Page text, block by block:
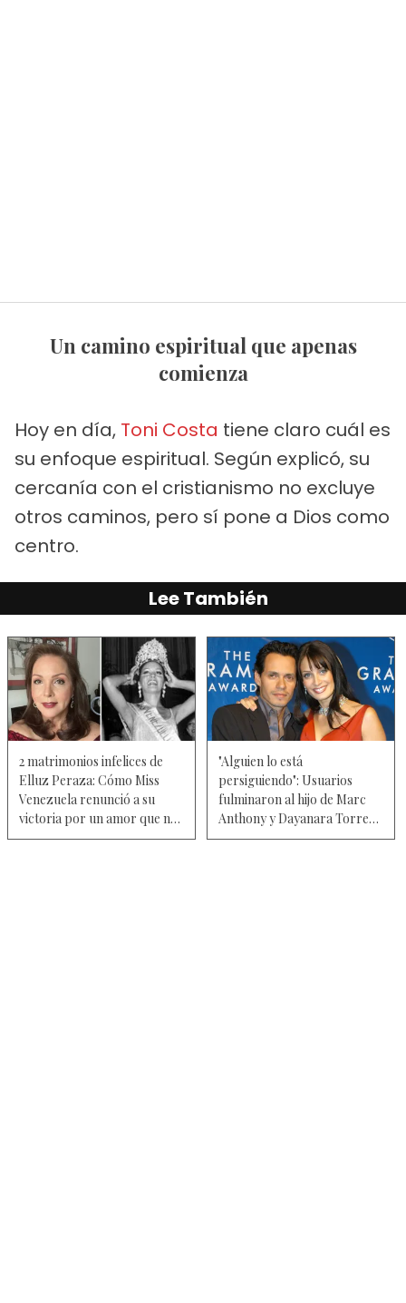
Un camino espiritual que apenas
comienza
Hoy en día, Toni Costa tiene claro cuál es
su enfoque espiritual. Según explicó, su
cercanía con el cristianismo no excluye
otros caminos, pero sí pone a Dios como
centro.
Lee También
2 matrimonios infelices de
Elluz Peraza: Cómo Miss
Venezuela renunció a su
victoria por un amor que no
funcionó
"Alguien lo está
persiguiendo": Usuarios
fulminaron al hijo de Marc
Anthony y Dayanara Torres
en su debut como modelo —